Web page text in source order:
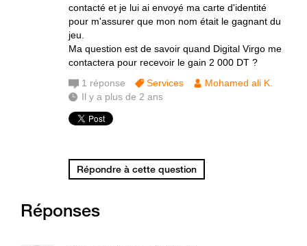
contacté et je lui ai envoyé ma carte d'identité
pour m'assurer que mon nom était le gagnant du
jeu.
Ma question est de savoir quand Digital Virgo me
contactera pour recevoir le gain 2 000 DT ?
1 réponse Services
Mohamed ali K.
Il y a plus de 2 ans
Répondre à cette question
Réponses